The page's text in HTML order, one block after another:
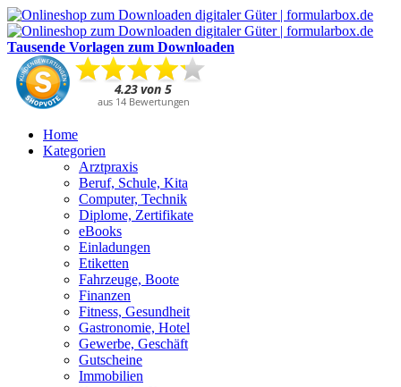
Tausende Vorlagen zum Downloaden
Home
Kategorien
Arztpraxis
Beruf, Schule, Kita
Computer, Technik
Diplome, Zertifikate
eBooks
Einladungen
Etiketten
Fahrzeuge, Boote
Finanzen
Fitness, Gesundheit
Gastronomie, Hotel
Gewerbe, Geschäft
Gutscheine
Immobilien